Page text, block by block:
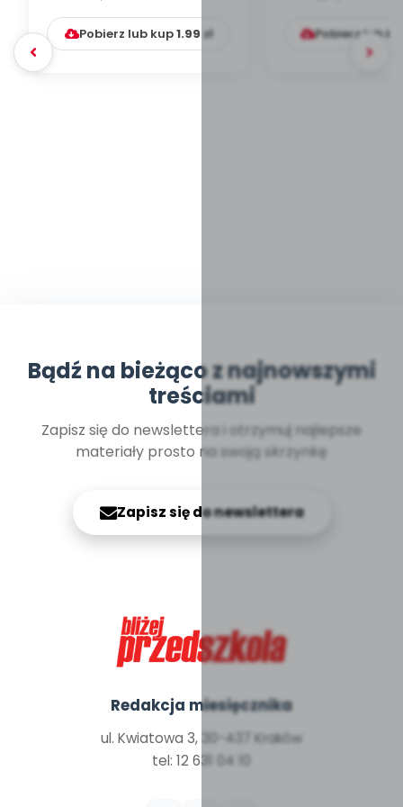
Pobierz lub kup1.99 zł
przyniesie
Pobierz lub
Bądź na bieżąco z najnowszymi
treściami
Zapisz się do newslettera i otrzymuj najlepsze
materiały prosto na swoją skrzynkę
Zapisz się do newslettera
Redakcja miesięcznika
ul. Kwiatowa 3, 30-437 Kraków
tel: 12 631 04 10